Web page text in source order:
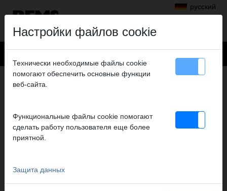
русский
Продукты> Монтаж>REMS Helix 22 V VE> Akku Li-Ion 21,6 V, 2,5 Ah
Ersatz-Akku Li-Ion 21,6V, 2,5Ah
Sicherheitshinweis
Настройки файлов cookie
Технически необходимые файлы cookie
помогают обеспечить основные функции
веб-сайта.
Функциональные файлы cookie помогают
сделать работу пользователя еще более
приятной.
Защита данных